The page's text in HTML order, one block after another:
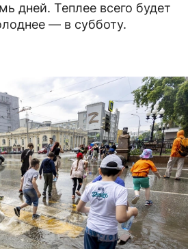
дней. Теплее всего будет
— в субботу.